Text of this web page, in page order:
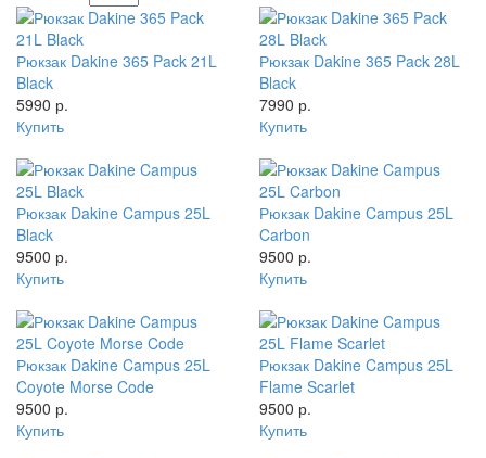
Рюкзак Dakine 365 Pack 21L
Black
5990 р.
Купить
Рюкзак Dakine 365 Pack 28L
Black
7990 р.
Купить
Рюкзак Dakine Campus 25L
Black
9500 р.
Купить
Рюкзак Dakine Campus 25L
Carbon
9500 р.
Купить
Рюкзак Dakine Campus 25L
Coyote Morse Code
9500 р.
Купить
Рюкзак Dakine Campus 25L
Flame Scarlet
9500 р.
Купить